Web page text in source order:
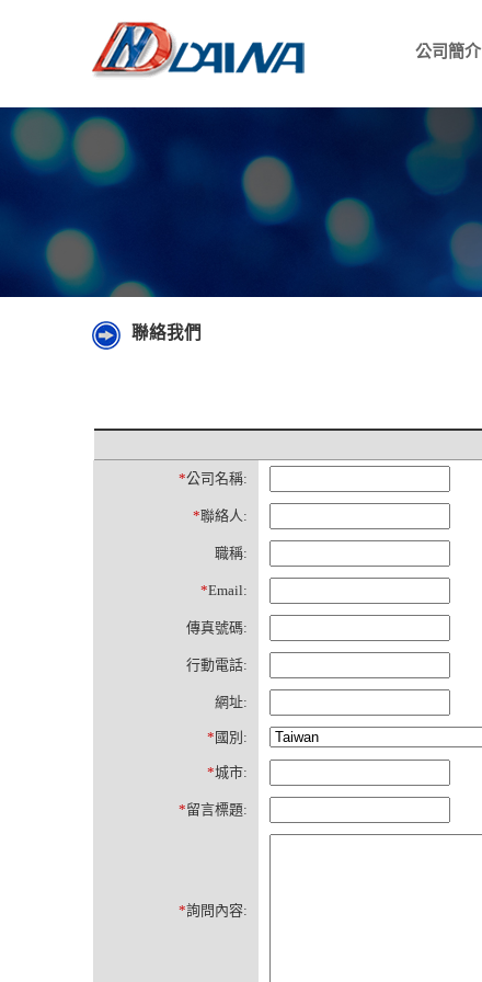
公司簡介
聯絡我們
*公司名稱:
*聯絡人:
職稱:
*Email:
傳真號碼:
行動電話:
網址:
* 國別:
*城市:
*留言標題:
*詢問內容: